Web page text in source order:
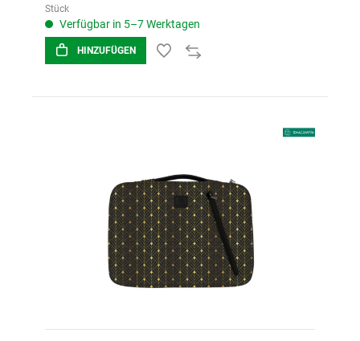
Stück
Verfügbar in 5–7 Werktagen
HINZUFÜGEN